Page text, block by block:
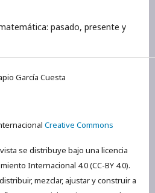
pasado, presente y
García Cuesta
Creative Commons
se distribuye bajo una licencia
Internacional 4.0 (CC-BY 4.0).
mezclar, ajustar y construir a